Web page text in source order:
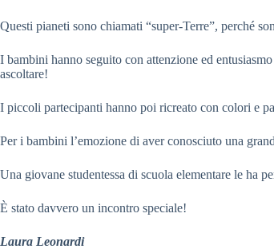
Questi pianeti sono chiamati “super-Terre”, perché
I bambini hanno seguito con attenzione ed
ascoltare!
I piccoli partecipanti hanno poi ricreato con colori e
Per i bambini l’emozione di aver conosciuto una
Una giovane studentessa di scuola elementare le ha
È stato davvero un incontro speciale!
Laura Leonardi